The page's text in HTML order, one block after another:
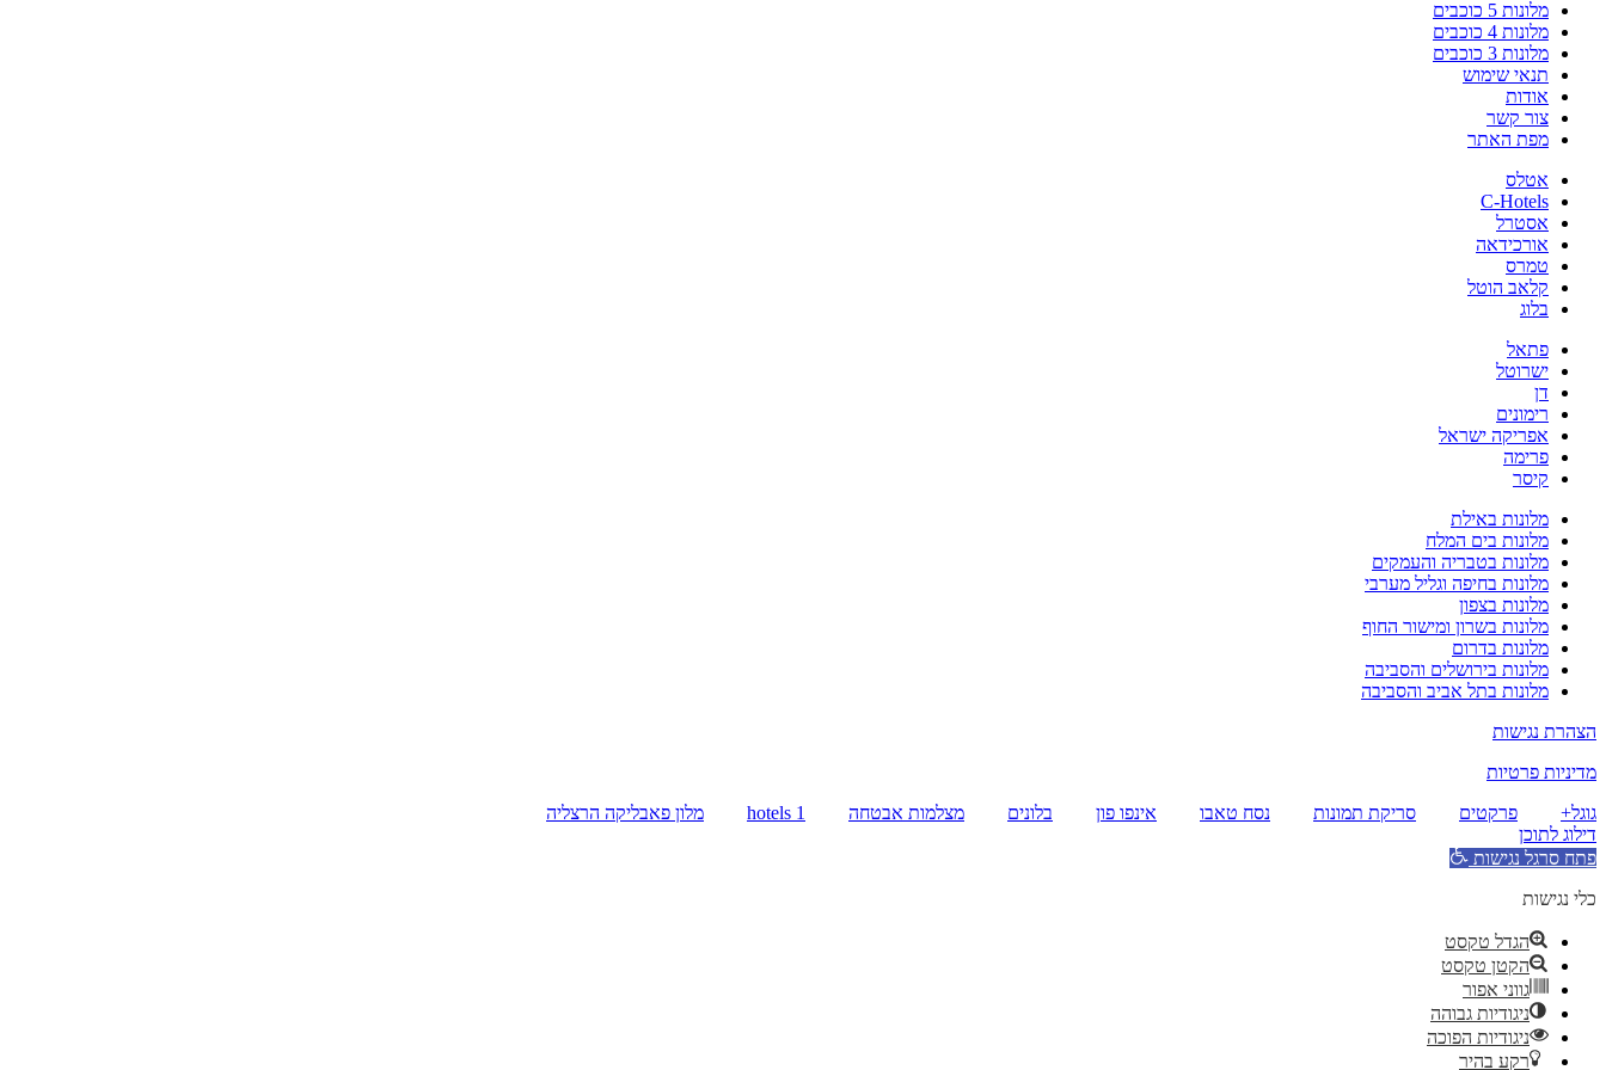
מלונות 5 כוכבים
מלונות 4 כוכבים
מלונות 3 כוכבים
תנאי שימוש
אודות
צור קשר
מפת האתר
אטלס
C-Hotels
אסטרל
אורכידאה
טמרס
קלאב הוטל
בלוג
פתאל
ישרוטל
דן
רימונים
אפריקה ישראל
פרימה
קיסר
מלונות באילת
מלונות בים המלח
מלונות בטבריה והעמקים
מלונות בחיפה וגליל מערבי
מלונות בצפון
מלונות בשרון ומישור החוף
מלונות בדרום
מלונות בירושלים והסביבה
מלונות בתל אביב והסביבה
הצהרת נגישות
מדיניות פרטיות
גוגל+
פרקטים סריקת תמונות נסח טאבו אינפו פון בלונים מצלמות אבטחה hotels 1
מלון פאבליקה הרצליה
דילוג לתוכן
פתח סרגל נגישות
כלי נגישות
הגדל טקסט
הקטן טקסט
גווני אפור
ניגודיות גבוהה
ניגודיות הפוכה
רקע בהיר